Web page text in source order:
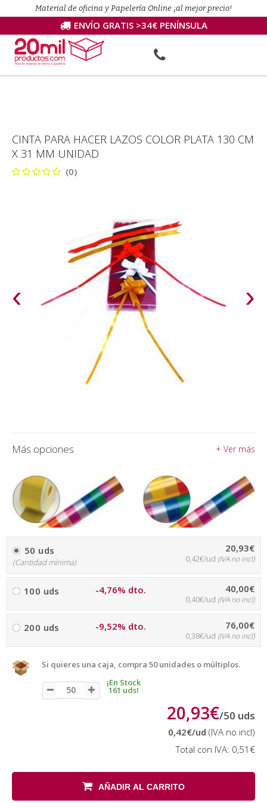
Material de oficina y Papelería Online ¡al mejor precio!
ENVÍO GRATIS >34€ PENÍNSULA
CINTA PARA HACER LAZOS COLOR PLATA 130 CM
X 31 MM UNIDAD
(0)
‹ ›
Más opciones + Ver más
50 uds
(Cantidad mínima)
20,93€
0,42€/ud (IVA no incl)
100 uds -4,76% dto. 40,00€
0,40€/ud (IVA no incl)
200 uds -9,52% dto. 76,00€
0,38€/ud (IVA no incl)
Si quieres una caja, compra 50 unidades o múltiplos.
¡En Stock
161 uds!
20,93€/50 uds
0,42€/ud (IVA no incl)
Total con IVA: 0,51€
AÑADIR AL CARRITO